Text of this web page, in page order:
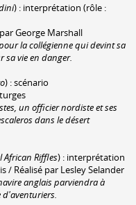
) : interprétation (rôle :
George Marshall
la collégienne qui devint sa
sa vie en danger.
) : scénario
un officier nordiste et ses
dans le désert
African Riffles) : interprétation
/ Réalisé par Lesley Selander
anglais parviendra à
d'aventuriers.